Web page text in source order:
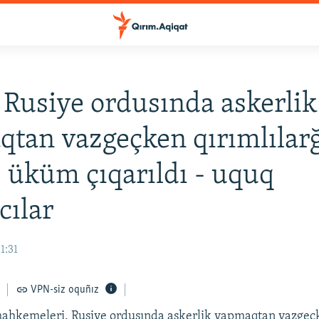
ordusında askerlik
vazgeçken
üküm çıqarıldı - uquq
VPN-siz oquñız